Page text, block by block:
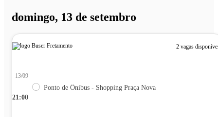
domingo, 13 de setembro
2 vagas
21:00
13/09
Ponto de Ônibus - Shopping Praça Nova